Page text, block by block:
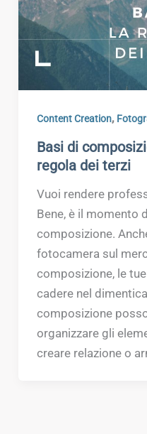
Content Creation,
Basi di
regola dei terzi
Vuoi rendere
Bene, è il momento
composizione.
fotocamera sul
composizione, le
cadere nel
composizione
organizzare gli
creare relazione o